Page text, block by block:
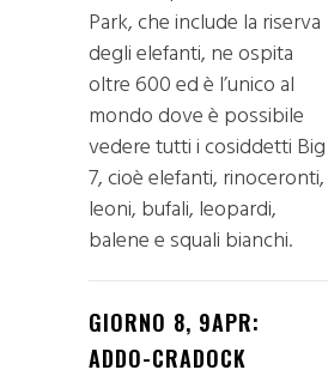
Park, che include la riserva
degli elefanti, ne ospita
oltre 600 ed è l’unico al
mondo dove è possibile
vedere tutti i cosiddetti Big
7, cioè elefanti, rinoceronti,
leoni, bufali, leopardi,
balene e squali bianchi.
GIORNO 8, 9APR:
ADDO-CRADOCK